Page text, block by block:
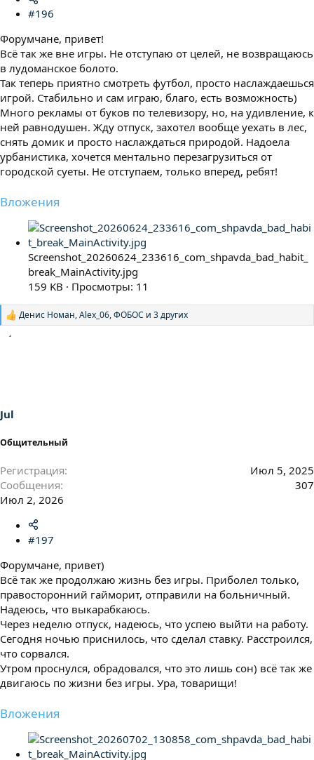
#196
Форумчане, привет!
Всё так же вне игры. Не отступаю от целей, не возвращаюсь
в лудоманское болото.
Так теперь приятно смотреть футбол, просто наслаждаешься
игрой. Стабильно и сам играю, благо, есть возможность)
Много рекламы от буков по телевизору, но, на удивление, к
ней равнодушен. Жду отпуск, захотел вообще уехать в лес,
снять домик и просто наслаждаться природой. Надоела
урбанистика, хочется ментально перезагрузиться от
городской суеты. Не отступаем, только вперед, ребят!
Вложения
Screenshot_20260624_233616_com_shpavda_bad_habit_
break_MainActivity.jpg
159 KB · Просмотры: 11
Р
Денис Номан,Alex_06,ФОБОС и 3 других
Jul
Общительный
Регистрация
Июл 5, 2025
Сообщения
307
Июл 2, 2026
#197
Форумчане, привет)
Всё так же продолжаю жизнь без игры. Приболел только,
правосторонний гайморит, отправили на больничный.
Надеюсь, что выкарабкаюсь.
Через неделю отпуск, надеюсь, что успею выйти на работу.
Сегодня ночью приснилось, что сделал ставку. Расстроился,
что сорвался.
Утром проснулся, обрадовался, что это лишь сон) всё так же
двигаюсь по жизни без игры. Ура, товарищи!
Вложения